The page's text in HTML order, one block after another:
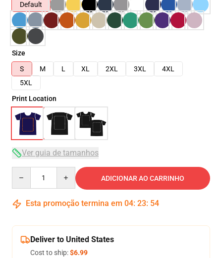
Default
Size
S
M L XL 2XL 3XL
4XL
5XL
Print Location
Ver guia de tamanhos
ADICIONAR AO CARRINHO
Esta promoção termina em 04: 23: 53
Deliver to United States
Cost to ship:$6.99